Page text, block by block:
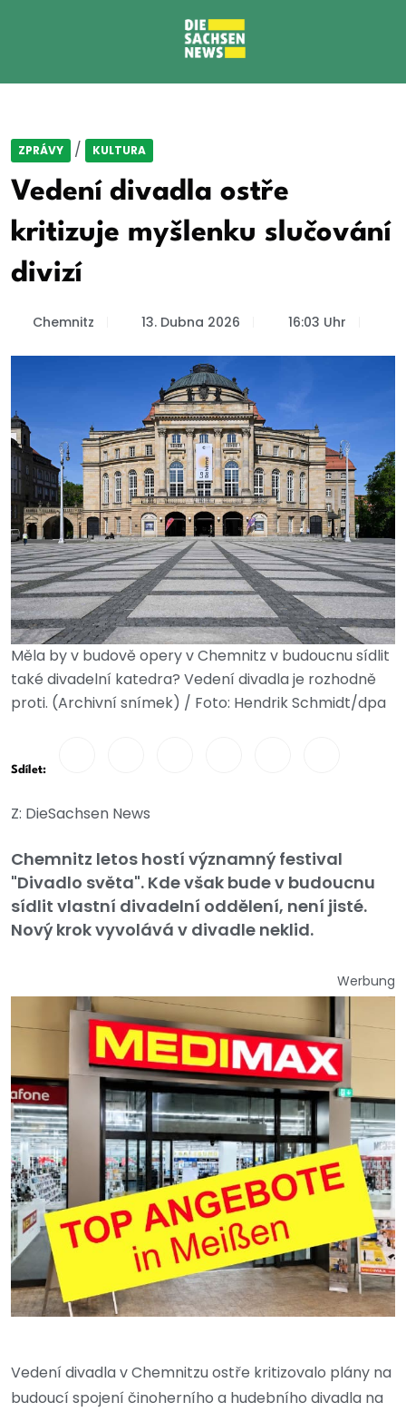
ZPRÁVY / KULTURA
Vedení divadla ostře
kritizuje myšlenku slučování
divizí
Chemnitz 13. Dubna 2026 16:03 Uhr
Měla by v budově opery v Chemnitz v budoucnu sídlit
také divadelní katedra? Vedení divadla je rozhodně
proti. (Archivní snímek) / Foto: Hendrik Schmidt/dpa
Sdílet:
Z: DieSachsen News
Chemnitz letos hostí významný festival
"Divadlo světa". Kde však bude v budoucnu
sídlit vlastní divadelní oddělení, není jisté.
Nový krok vyvolává v divadle neklid.
Werbung
Vedení divadla v Chemnitzu ostře kritizovalo plány na
budoucí spojení činoherního a hudebního divadla na